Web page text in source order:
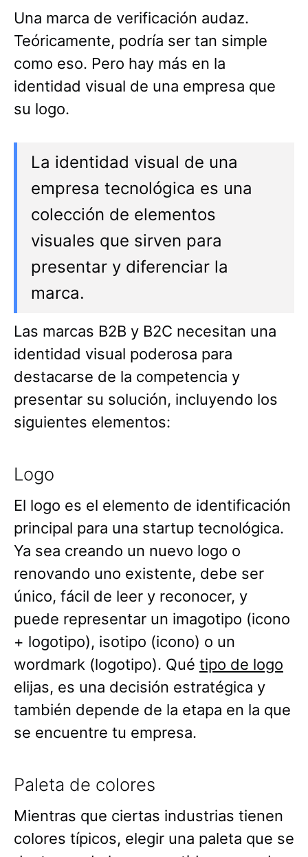
Una marca de verificación audaz.
Teóricamente, podría ser tan simple
como eso. Pero hay más en la
identidad visual de una empresa que
su logo.
La identidad visual de una
empresa tecnológica es una
colección de elementos
visuales que sirven para
presentar y diferenciar la
marca.
Las marcas B2B y B2C necesitan una
identidad visual poderosa para
destacarse de la competencia y
presentar su solución, incluyendo los
siguientes elementos:
Logo
El logo es el elemento de identificación
principal para una startup tecnológica.
Ya sea creando un nuevo logo o
renovando uno existente, debe ser
único, fácil de leer y reconocer, y
puede representar un imagotipo (icono
+ logotipo), isotipo (icono) o un
wordmark (logotipo). Qué tipo de logo
elijas, es una decisión estratégica y
también depende de la etapa en la que
se encuentre tu empresa.
Paleta de colores
Mientras que ciertas industrias tienen
colores típicos, elegir una paleta que se